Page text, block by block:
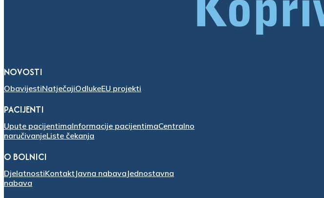
NOVOSTI
ObavijestiNatječajiOdlukeEU projekti
PACIJENTI
Upute pacijentimaInformacije pacijentimaCentralno
naručivanjeListe čekanja
O BOLNICI
DjelatnostiKontakt Javna nabava Jednostavna
nabava